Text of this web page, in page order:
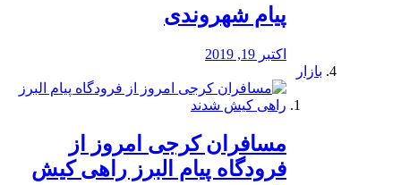
پیام شهروندی
اکتبر 19, 2019
بازار
مسافران کرجی امروز از
فرودگاه پیام البرز راهی کیش